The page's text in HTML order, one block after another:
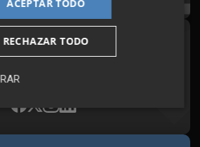
en redes
desde cualquier medio
ACEPTAR TODO
RECHAZAR TODO